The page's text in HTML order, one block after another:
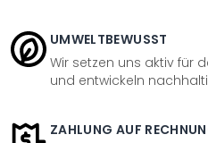
UMWELTBEWUSST
Wir setzen uns aktiv für
und entwickeln
ZAHLUNG AUF